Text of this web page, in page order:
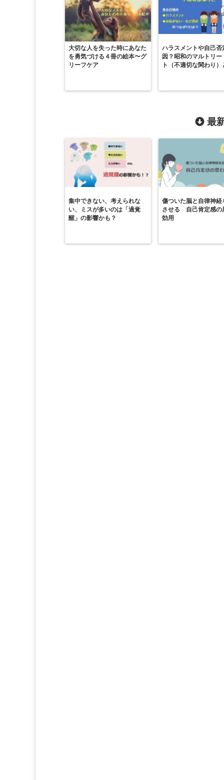
大切な人を失った時にあなた
を勇気づける４冊の絵本〜グ
リーフケア
ハラスメントや自己否
因？昭和のマルトリー
ト（不適切な関わり）
最
集中できない、考えられな
い、ミスが多いのは「過覚
醒」の影響かも？
傷ついた脳と自律神経
させる 自己肯定感の
効用